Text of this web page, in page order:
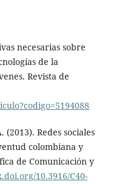
necesarias sobre
de la
Revista de
(2013). Redes sociales
colombiana y
de Comunicación y
10.3916/C40-